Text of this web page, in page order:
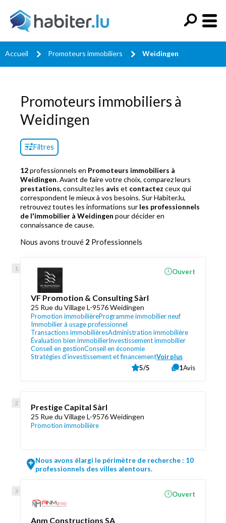
Accueil Promoteurs immobiliers Weidingen
Promoteurs immobiliers à
Weidingen
Filtres
12professionnels en Promoteurs immobiliers à
Weidingen. Avant de faire votre choix, comparez leurs
prestations, consultez les avis et contactez ceux qui
correspondent le mieux à vos besoins. Sur Habiter.lu,
retrouvez toutes les informations sur les professionnels
de l'immobilier à Weidingen pour décider en
connaissance de cause.
Nous avons trouvé 2 Professionnels
VF Promotion & Consulting Sàrl
25 Rue du Village L-9576 Weidingen
Promotion immobilièreProgramme immobilier neuf
Immobilier à usage professionnel
Transactions immobilièresAdministration immobilière
Évaluation bien immobilierInvestissement immobilier
Conseil en gestionConseil en économie
Stratégies d’investissement et financementVoir plus
Ouvert
5/5 1Avis
Prestige Capital Sàrl
25 Rue du Village L-9576 Weidingen
Promotion immobilière
Nous avons élargi le périmètre de recherche : 10
professionnels des villes alentours.
Anm Constructions SA
Ouvert